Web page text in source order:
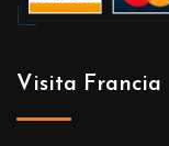
Visita Francia